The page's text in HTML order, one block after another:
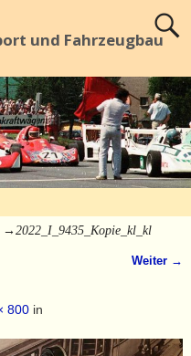
und Fahrzeugbau
→ 2022_I_9435_Kopie_kl_kl
Weiter →
800in